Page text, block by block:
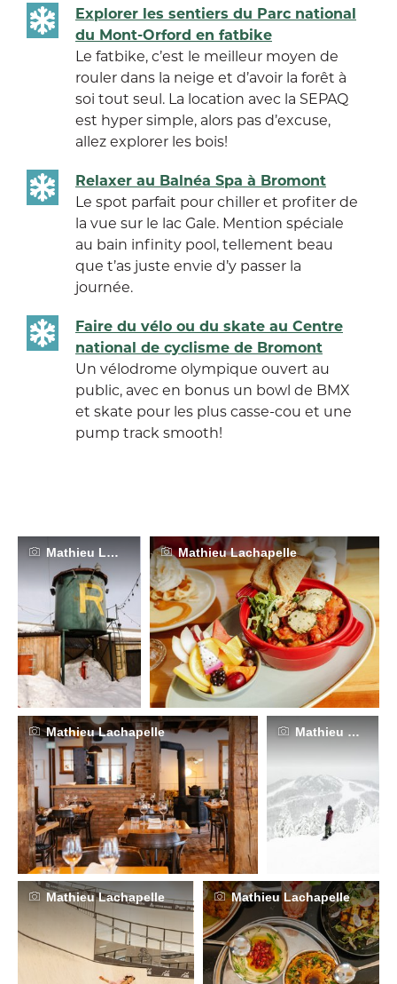
Explorer les sentiers du Parc national
du Mont-Orford en fatbike
Le fatbike, c’est le meilleur moyen de
rouler dans la neige et d’avoir la forêt à
soi tout seul. La location avec la SEPAQ
est hyper simple, alors pas d’excuse,
allez explorer les bois!
Relaxer au Balnéa Spa à Bromont
Le spot parfait pour chiller et profiter de
la vue sur le lac Gale. Mention spéciale
au bain infinity pool, tellement beau
que t’as juste envie d’y passer la
journée.
Faire du vélo ou du skate au Centre
national de cyclisme de Bromont
Un vélodrome olympique ouvert au
public, avec en bonus un bowl de BMX
et skate pour les plus casse-cou et une
pump track smooth!
Mathieu Lachapelle Mathieu Lachapelle
Mathieu Lachapelle Mathieu
Mathieu Lachapelle Mathieu Lachapelle